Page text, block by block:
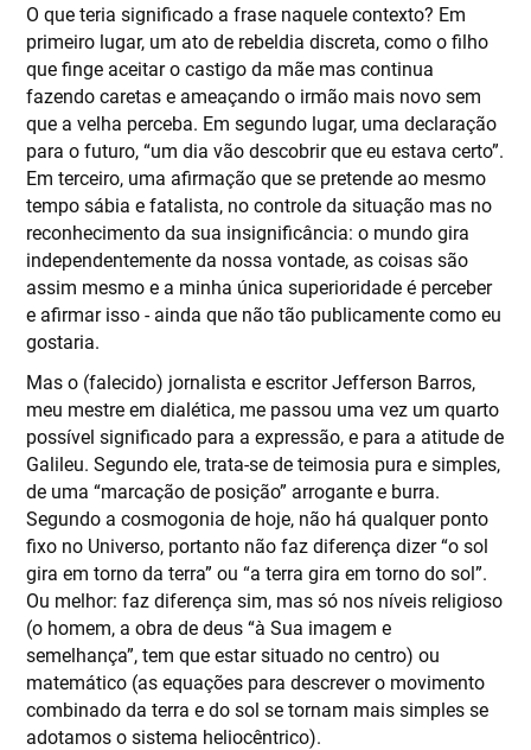
O que teria significado a frase naquele contexto? Em
primeiro lugar, um ato de rebeldia discreta, como o filho
que finge aceitar o castigo da mãe mas continua
fazendo caretas e ameaçando o irmão mais novo sem
que a velha perceba. Em segundo lugar, uma declaração
para o futuro, “um dia vão descobrir que eu estava certo”.
Em terceiro, uma afirmação que se pretende ao mesmo
tempo sábia e fatalista, no controle da situação mas no
reconhecimento da sua insignificância: o mundo gira
independentemente da nossa vontade, as coisas são
assim mesmo e a minha única superioridade é perceber
e afirmar isso - ainda que não tão publicamente como eu
gostaria.
Mas o (falecido) jornalista e escritor Jefferson Barros,
meu mestre em dialética, me passou uma vez um quarto
possível significado para a expressão, e para a atitude de
Galileu. Segundo ele, trata-se de teimosia pura e simples,
de uma “marcação de posição” arrogante e burra.
Segundo a cosmogonia de hoje, não há qualquer ponto
fixo no Universo, portanto não faz diferença dizer “o sol
gira em torno da terra” ou “a terra gira em torno do sol”.
Ou melhor: faz diferença sim, mas só nos níveis religioso
(o homem, a obra de deus “à Sua imagem e
semelhança”, tem que estar situado no centro) ou
matemático (as equações para descrever o movimento
combinado da terra e do sol se tornam mais simples se
adotamos o sistema heliocêntrico).